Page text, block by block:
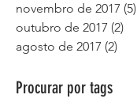
novembro de 2017 (5)
outubro de 2017 (2)
agosto de 2017 (2)
Procurar por tags